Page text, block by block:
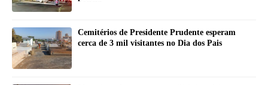
Cemitérios de Presidente Prudente esperam
cerca de 3 mil visitantes no Dia dos Pais